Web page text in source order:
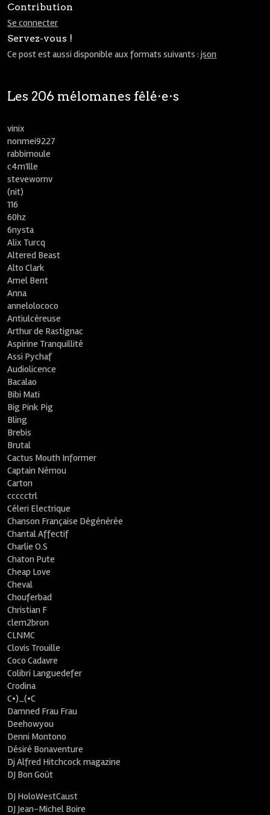
Contribution
Se connecter
Servez-vous !
Ce post est aussi disponible aux formats suivants :json
Les 206 mélomanes fêlé⋅e⋅s
vinix
nonmei9227
rabbimoule
c4m1lle
stevewornv
(nit)
116
60hz
6nysta
Alix Turcq
Altered Beast
Alto Clark
Amel Bent
Anna
annelolococo
Antiulcéreuse
Arthur de Rastignac
Aspirine Tranquillité
Assi Pychaf
Audiolicence
Bacalao
Bibi Mati
Big Pink Pig
Bling
Brebis
Brutal
Cactus Mouth Informer
Captain Némou
Carton
ccccctrl
Céleri Electrique
Chanson Française Dégénérée
Chantal Affectif
Charlie O.S
Chaton Pute
Cheap Love
Cheval
Chouferbad
Christian F
clem2bron
CLNMC
Clovis Trouille
Coco Cadavre
Colibri Languedefer
Crodina
C•)_(•C
Damned Frau Frau
Deehowyou
Denni Montono
Désiré Bonaventure
Dj Alfred Hitchcock magazine
DJ Bon Goût
DJ HoloWestCaust
DJ Jean-Michel Boire